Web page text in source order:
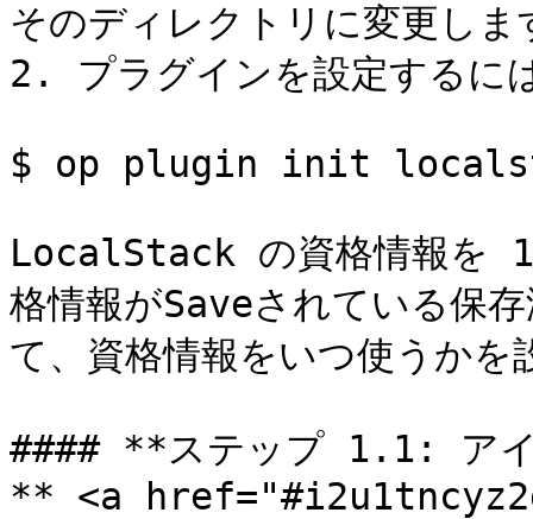
そのディレクトリに変更しま
2. プラグインを設定するに
$ op plugin init
LocalStack の資格情報を
格情報がSaveされている保
て、資格情報をいつ使うか
#### **ステップ 1.1: アイ
** <a